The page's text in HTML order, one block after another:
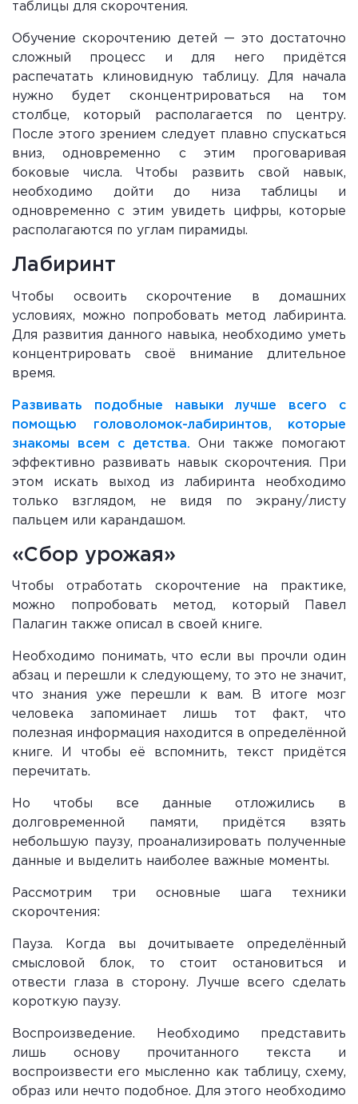
таблицы для скорочтения.
Обучение скорочтению детей — это достаточно
сложный процесс и для него придётся
распечатать клиновидную таблицу. Для начала
нужно будет сконцентрироваться на том
столбце, который располагается по центру.
После этого зрением следует плавно спускаться
вниз, одновременно с этим проговаривая
боковые числа. Чтобы развить свой навык,
необходимо дойти до низа таблицы и
одновременно с этим увидеть цифры, которые
располагаются по углам пирамиды.
Лабиринт
Чтобы освоить скорочтение в домашних
условиях, можно попробовать метод лабиринта.
Для развития данного навыка, необходимо уметь
концентрировать своё внимание длительное
время.
Развивать подобные навыки лучше всего с
помощью головоломок-лабиринтов, которые
знакомы всем с детства. Они также помогают
эффективно развивать навык скорочтения. При
этом искать выход из лабиринта необходимо
только взглядом, не видя по экрану/листу
пальцем или карандашом.
«Сбор урожая»
Чтобы отработать скорочтение на практике,
можно попробовать метод, который Павел
Палагин также описал в своей книге.
Необходимо понимать, что если вы прочли один
абзац и перешли к следующему, то это не значит,
что знания уже перешли к вам. В итоге мозг
человека запоминает лишь тот факт, что
полезная информация находится в определённой
книге. И чтобы её вспомнить, текст придётся
перечитать.
Но чтобы все данные отложились в
долговременной памяти, придётся взять
небольшую паузу, проанализировать полученные
данные и выделить наиболее важные моменты.
Рассмотрим три основные шага техники
скорочтения:
Пауза. Когда вы дочитываете определённый
смысловой блок, то стоит остановиться и
отвести глаза в сторону. Лучше всего сделать
короткую паузу.
Воспроизведение. Необходимо представить
лишь основу прочитанного текста и
воспроизвести его мысленно как таблицу, схему,
образ или нечто подобное. Для этого необходимо